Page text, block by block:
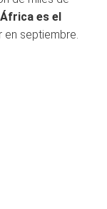
es el
septiembre.